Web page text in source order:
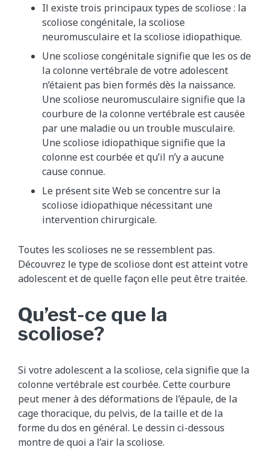
Il existe trois principaux types de scoliose : la
scoliose congénitale, la scoliose
neuromusculaire et la scoliose idiopathique.
Une scoliose congénitale signifie que les os de
la colonne vertébrale de votre adolescent
n’étaient pas bien formés dès la naissance.
Une scoliose neuromusculaire signifie que la
courbure de la colonne vertébrale est causée
par une maladie ou un trouble musculaire.
Une scoliose idiopathique signifie que la
colonne est courbée et qu’il n’y a aucune
cause connue.
Le présent site Web se concentre sur la
scoliose idiopathique nécessitant une
intervention chirurgicale.
Toutes les scolioses ne se ressemblent pas.
Découvrez le type de scoliose dont est atteint votre
adolescent et de quelle façon elle peut être traitée.
Qu’est-ce que la
scoliose?
Si votre adolescent a la scoliose, cela signifie que la
colonne vertébrale est courbée. Cette courbure
peut mener à des déformations de l’épaule, de la
cage thoracique, du pelvis, de la taille et de la
forme du dos en général. Le dessin ci-dessous
montre de quoi a l’air la scoliose.